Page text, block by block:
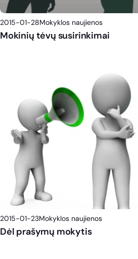
2015-01-28Mokyklos naujienos
Mokinių tėvų susirinkimai
2015-01-23Mokyklos naujienos
Dėl prašymų mokytis